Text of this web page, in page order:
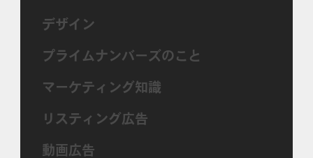
デザイン
プライムナンバーズのこと
マーケティング知識
リスティング広告
動画広告